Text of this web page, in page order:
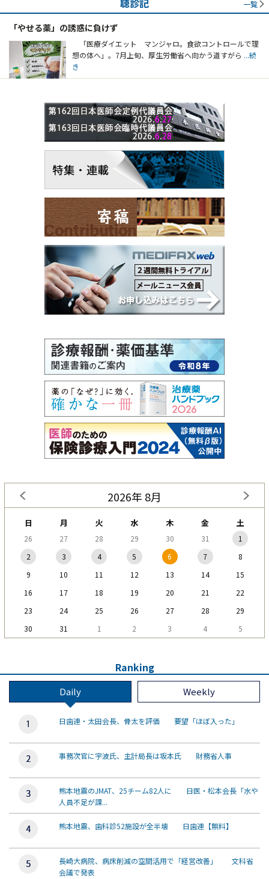
聴診記 一覧
「やせる薬」の誘惑に負けず
「医療ダイエット マンジャロ。食欲コントロールで理
想の体へ」。7月上旬、厚生労働省へ向かう道すがら ...続
き
2026年 8月
日 月 火 水 木 金 土
26 27 28 29 30 31
1
2
3 4 5 6 7
8
9
10 11 12 13 14
15
16
17 18 19 20 21
22
23
24 25 26 27 28
29
30
31 1 2 3 4 5
Ranking
Daily Weekly
日歯連・太田会長、骨太を評価 要望「ほぼ入った」
事務次官に宇波氏、主計局長は坂本氏 財務省人事
熊本地震のJMAT、25チーム82人に 日医・松本会長「水や
人員不足が課...
熊本地震、歯科診52施設が全半壊 日歯連【無料】
長崎大病院、病床削減の空間活用で「経営改善」 文科省
会議で発表